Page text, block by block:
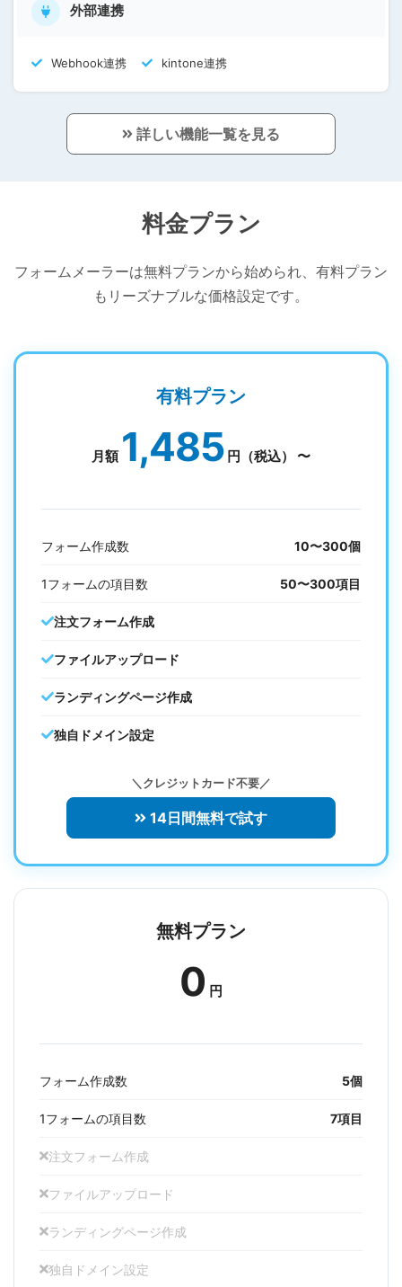
外部連携
Webhook連携 kintone連携
詳しい機能一覧を見る
料金プラン
フォームメーラーは無料プランから始められ、有料プラン
もリーズナブルな価格設定です。
有料プラン
月額 1,485 円（税込） 〜
フォーム作成数 10〜300個
1フォームの項目数 50〜300項目
注文フォーム作成
ファイルアップロード
ランディングページ作成
独自ドメイン設定
＼クレジットカード不要／
14日間無料で試す
無料プラン
0 円
フォーム作成数 5個
1フォームの項目数 7項目
注文フォーム作成
ファイルアップロード
ランディングページ作成
独自ドメイン設定